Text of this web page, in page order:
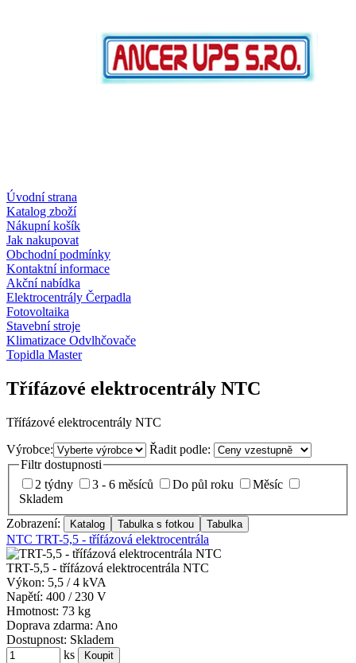
Úvodní strana
Katalog zboží
Nákupní košík
Jak nakupovat
Obchodní podmínky
Kontaktní informace
Akční nabídka
Elektrocentrály Čerpadla
Fotovoltaika
Stavební stroje
Klimatizace Odvlhčovače
Topidla Master
Třífázové elektrocentrály NTC
Třífázové elektrocentrály NTC
Výrobce:
Řadit podle:
Filtr dostupnosti
2 týdny
3 - 6 měsíců Do půl roku
Měsíc
Skladem
Zobrazení:
NTC TRT-5,5 - třífázová elektrocentrála
TRT-5,5 - třífázová elektrocentrála NTC
Výkon: 5,5 / 4 kVA
Napětí: 400 / 230 V
Hmotnost: 73 kg
Doprava zdarma: Ano
Dostupnost: Skladem
ks